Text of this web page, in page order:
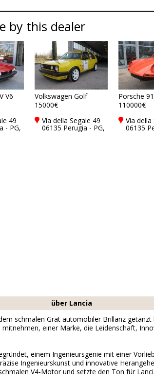
by this dealer
V6
49
- PG,
Volkswagen Golf
15000€
Via della Segale 49
06135 Perugia - PG,
Porsche
110000€
Via della
06135
über Lancia
schmalen Grat automobiler Brillanz getanzt
einer Marke, die Leidenschaft,
einem Ingenieursgenie mit einer
Ingenieurskunst und innovative
V4-Motor und setzte den Ton für